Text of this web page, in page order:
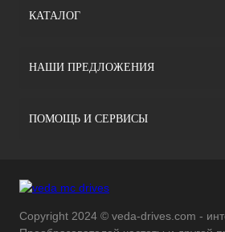
КАТАЛОГ
НАШИ ПРЕДЛОЖЕНИЯ
ПОМОЩЬ И СЕРВИСЫ
Copyright 2024 © veda-drives.com -